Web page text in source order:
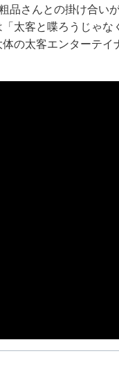
品さんとの掛け合い
太客と喋ろうじゃ
の太客エンターテ